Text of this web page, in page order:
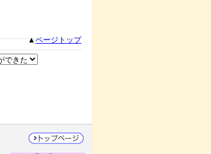
▲ページトップ